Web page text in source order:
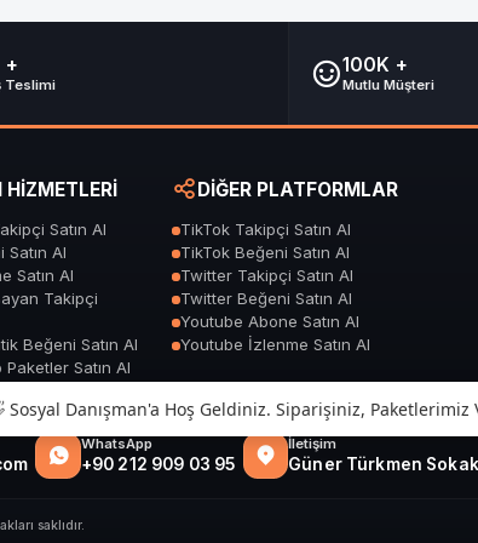
+
Teslimi
100K +
Mutlu Müşteri
Satın Al
Al
Satın Al
Takipçi
Beğeni Satın Al
Satın Al
DİĞER PLATFORMLAR
TikTok Takipçi Satın Al
TikTok Beğeni Satın Al
Twitter Takipçi Satın Al
Twitter Beğeni Satın Al
Youtube Abone Satın Al
Youtube İzlenme Satın Al
WhatsApp
+90 212 909 03 95
İletişim
Güner Türkmen
saklıdır.
Sosyal Danışman'a Hoş Geldiniz. Siparişiniz, Paketlerimiz